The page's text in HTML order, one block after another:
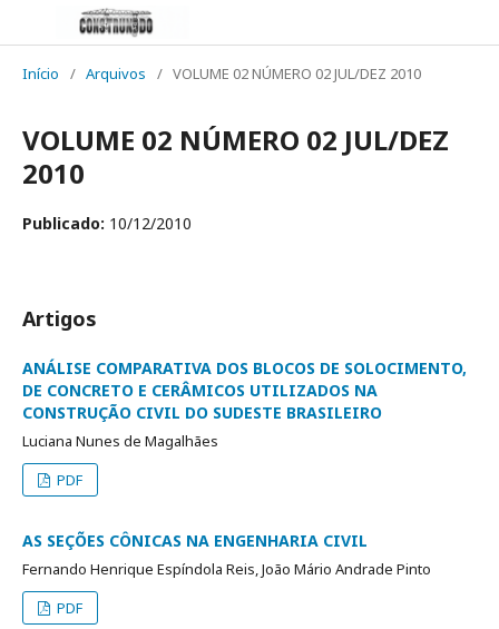
Início / Arquivos / VOLUME 02 NÚMERO 02 JUL/DEZ 2010
VOLUME 02 NÚMERO 02 JUL/DEZ
2010
Publicado: 10/12/2010
Artigos
ANÁLISE COMPARATIVA DOS BLOCOS DE SOLOCIMENTO,
DE CONCRETO E CERÂMICOS UTILIZADOS NA
CONSTRUÇÃO CIVIL DO SUDESTE BRASILEIRO
Luciana Nunes de Magalhães
PDF
AS SEÇÕES CÔNICAS NA ENGENHARIA CIVIL
Fernando Henrique Espíndola Reis, João Mário Andrade Pinto
PDF